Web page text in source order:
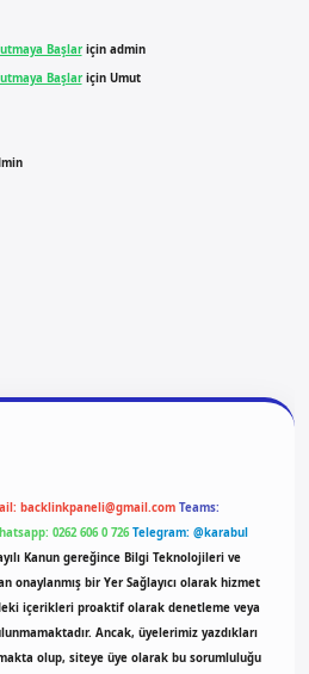
Başlariçin admin
Başlariçin Umut
backlinkpaneli@gmail.com Teams:
0262 606 0 726 Telegram: @karabul
Kanun gereğince Bilgi Teknolojileri ve
onaylanmış bir Yer Sağlayıcı olarak hizmet
içerikleri proaktif olarak denetleme veya
Ancak, üyelerimiz yazdıkları
olup, siteye üye olarak bu sorumluluğu